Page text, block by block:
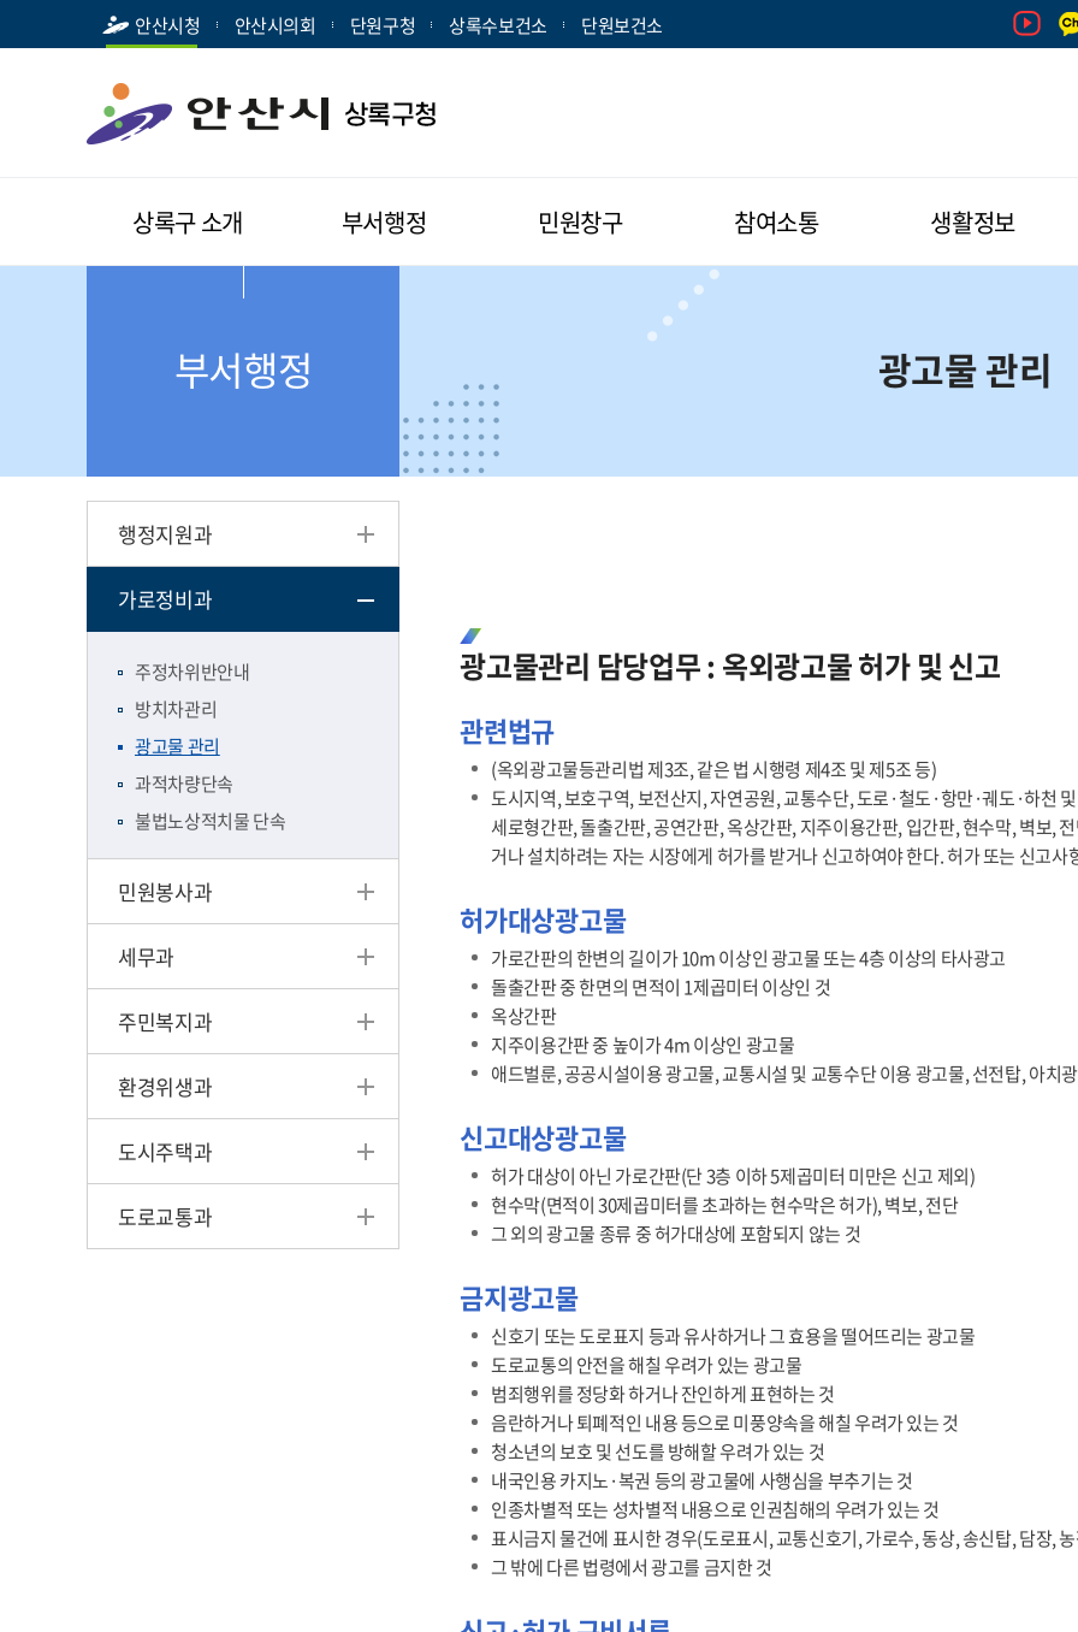
안산시청 안산시의회 단원구청 상록수보건소 단원보건소
상록구 소개 부서행정 민원창구 참여소통 생활정보
부서행정 광고물 관리
행정지원과
가로정비과
주정차위반안내
방치차관리
광고물 관리
과적차량단속
불법노상적치물 단속
민원봉사과
세무과
주민복지과
환경위생과
도시주택과
도로교통과
광고물관리 담당업무 : 옥외광고물 허가 및 신고
관련법규
(옥외광고물등관리법 제3조, 같은 법 시행령 제4조 및 제5조 등)
도시지역, 보호구역, 보전산지, 자연공원, 교통수단, 도로·철도·항만·궤도·하천
세로형간판, 돌출간판, 공연간판, 옥상간판, 지주이용간판, 입간판, 현수막, 벽보,
거나 설치하려는 자는 시장에게 허가를 받거나 신고하여야 한다. 허가 또는 신고
허가대상광고물
가로간판의 한변의 길이가 10m 이상인 광고물 또는 4층 이상의 타사광고
돌출간판 중 한면의 면적이 1제곱미터 이상인 것
옥상간판
지주이용간판 중 높이가 4m 이상인 광고물
애드벌룬, 공공시설이용 광고물, 교통시설 및 교통수단 이용 광고물, 선전탑, 아치
신고대상광고물
허가 대상이 아닌 가로간판(단 3층 이하 5제곱미터 미만은 신고 제외)
현수막(면적이 30제곱미터를 초과하는 현수막은 허가), 벽보, 전단
그 외의 광고물 종류 중 허가대상에 포함되지 않는 것
금지광고물
신호기 또는 도로표지 등과 유사하거나 그 효용을 떨어뜨리는 광고물
도로교통의 안전을 해칠 우려가 있는 광고물
범죄행위를 정당화 하거나 잔인하게 표현하는 것
음란하거나 퇴폐적인 내용 등으로 미풍양속을 해칠 우려가 있는 것
청소년의 보호 및 선도를 방해할 우려가 있는 것
내국인용 카지노·복권 등의 광고물에 사행심을 부추기는 것
인종차별적 또는 성차별적 내용으로 인권침해의 우려가 있는 것
표시금지 물건에 표시한 경우(도로표시, 교통신호기, 가로수, 동상, 송신탑, 담장,
그 밖에 다른 법령에서 광고를 금지한 것